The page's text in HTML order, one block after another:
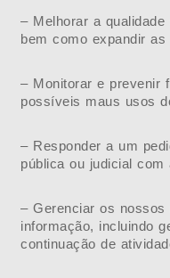
– Melhorar a
bem como expandir
– Monitorar e prevenir
possíveis maus usos
– Responder a um
pública ou judicial
– Gerenciar os
informação, incluindo
continuação de